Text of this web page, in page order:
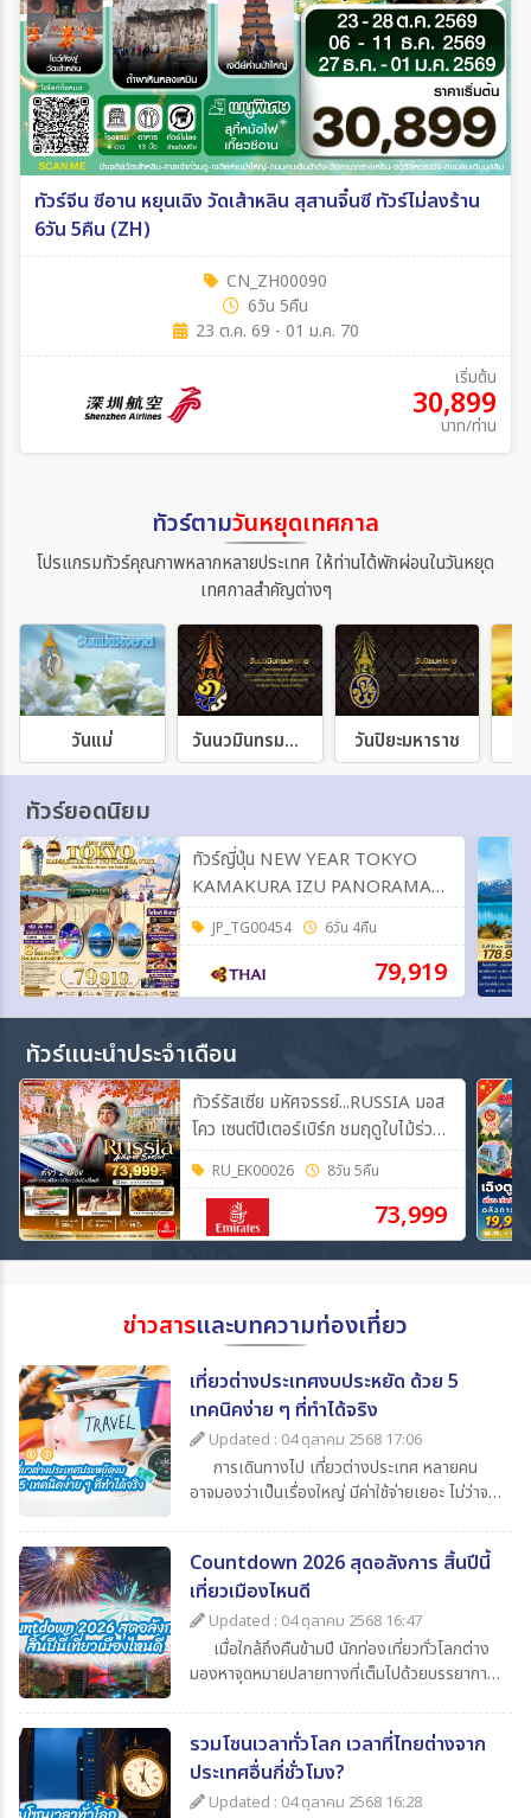
ทัวร์จีน ซีอาน หยุนเฉิง วัดเส้าหลิน สุสานจิ๋นซี ทัวร์ไม่ลงร้าน
6วัน 5คืน (ZH)
CN_ZH00090
6วัน 5คืน
23 ต.ค. 69 - 01 ม.ค. 70
เริ่มต้น
30,899
บาท/ท่าน
ทัวร์ตามวันหยุดเทศกาล
โปรแกรมทัวร์คุณภาพหลากหลายประเทศ ให้ท่านได้พักผ่อนในวันหยุด
เทศกาลสำคัญต่างๆ
วันแม่ วันนวมินทรมหาราช วันปิยะมหาราช
ทัวร์ยอดนิยม
ทัวร์ญี่ปุ่น NEW YEAR TOKYO
KAMAKURA IZU PANORAMA
FUJI 6วัน 4คืน (TG)
JP_TG00454 6วัน 4คืน
79,919
ทัวร์แนะนำประจำเดือน
ทัวร์รัสเซีย มหัศจรรย์...RUSSIA มอส
โคว เซนต์ปีเตอร์เบิร์ก ชมฤดูใบไม้ร่วง
8วัน 5คืน (EK)
RU_EK00026 8วัน 5คืน
73,999
ข่าวสารและบทความท่องเที่ยว
เที่ยวต่างประเทศงบประหยัด ด้วย 5
เทคนิคง่าย ๆ ที่ทำได้จริง
Updated : 04 ตุลาคม 2568 17:06
การเดินทางไป เที่ยวต่างประเทศ หลายคน
อาจมองว่าเป็นเรื่องใหญ่ มีค่าใช้จ่ายเยอะ ไม่ว่าจะ
ดี ๆ ก็สามารถไป เที่ยวต่างประเทศในราคาสบาย
กระเป๋า วันนี้ 365Travel(ทัวร์ 365 วัน) ขอนำ
เสนอ 5 เทคนิคเที่ยวต่างประเทศแบบประหยัด ที่
จะช่วยให้นักท่องเที่ยวทุกคนสามารถไปเปิด
ประสบการณ์ใหม่ ๆ ได้อย่างคุ้มค่า
Countdown 2026 สุดอลังการ สิ้นปีนี้
เที่ยวเมืองไหนดี
Updated : 04 ตุลาคม 2568 16:47
เมื่อใกล้ถึงคืนข้ามปี นักท่องเที่ยวทั่วโลกต่าง
มองหาจุดหมายปลายทางที่เต็มไปด้วยบรรยากาศ
365Travel(ทัวร์365วัน) มี 4 ประเทศน่าไป เคา
นต์ดาวน์ 2026 ที่ไม่ควรพลาดมาแนะนำ
รวมโซนเวลาทั่วโลก เวลาที่ไทยต่างจาก
ประเทศอื่นกี่ชั่วโมง?
Updated : 04 ตุลาคม 2568 16:28